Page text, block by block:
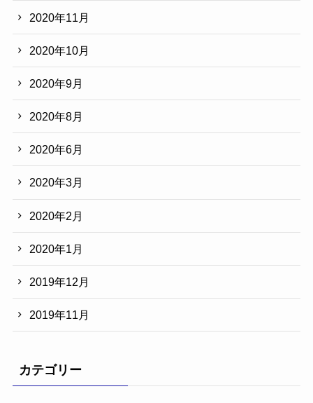
2020年11月
2020年10月
2020年9月
2020年8月
2020年6月
2020年3月
2020年2月
2020年1月
2019年12月
2019年11月
カテゴリー